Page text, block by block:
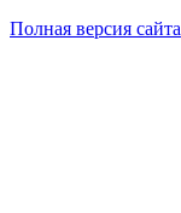
Полная версия сайта